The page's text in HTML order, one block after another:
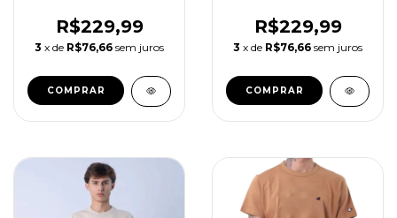
R$229,99
3 x de R$76,66 sem juros
COMPRAR
BRIEFLY BROWN
R$229,99
3 x de R$76,66 sem juros
COMPRAR